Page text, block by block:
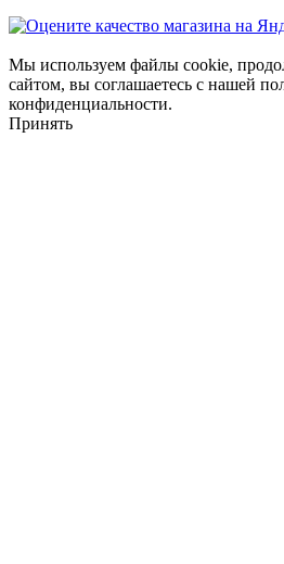
Мы используем файлы cookie,
сайтом, вы соглашаетесь с нашей
конфиденциальности.
Принять